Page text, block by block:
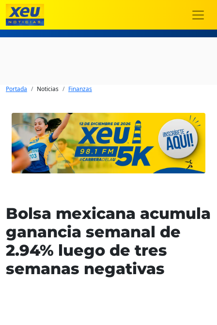
Portada Noticias Finanzas
Bolsa mexicana acumula
ganancia semanal de
2.94% luego de tres
semanas negativas